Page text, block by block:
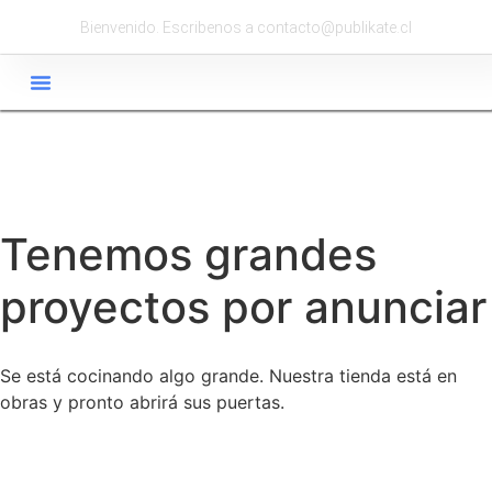
Bienvenido. Escribenos a contacto@publikate.cl
Tenemos grandes
proyectos por anunciar
Se está cocinando algo grande. Nuestra tienda está en
obras y pronto abrirá sus puertas.